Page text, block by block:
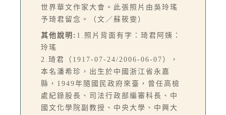
世界華文作家大會。此張照片由吳玲瑤
予琦君留念。（文／蘇筱雯）
其他說明: 1.照片背面有字：琦君阿姨：
玲瑤
2.琦君（1917-07-24/2006-06-07），
本名潘希珍，出生於中國浙江省永嘉
縣，1949年隨國民政府來臺，曾任高檢
處紀錄股長、司法行政部編審科長、中
國文化學院副教授、中央大學、中興大